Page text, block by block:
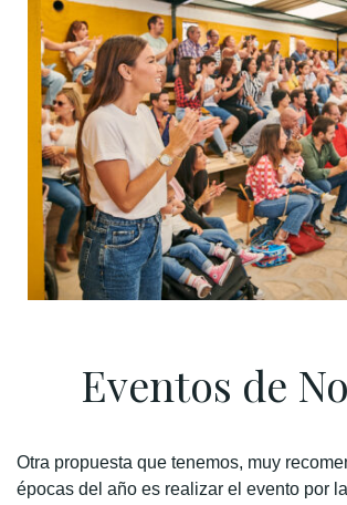
Eventos de
Otra propuesta que tenemos, muy
épocas del año es realizar el evento por